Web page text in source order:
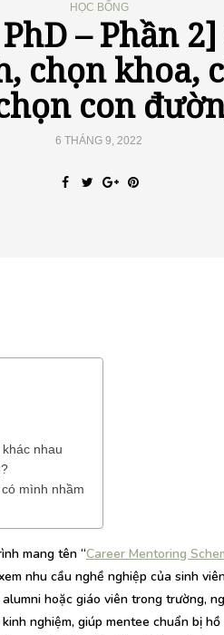
HỌC BỔNG
– Phần
chọn khoa,
con
6 THÁNG 9, 2022
nhau
mình nhầm
mang tên “Career Mentoring
nhu cầu nghề nghiệp của sinh
hoặc giáo viên trong trường,
nghiệm, giúp mentee chuẩn bị